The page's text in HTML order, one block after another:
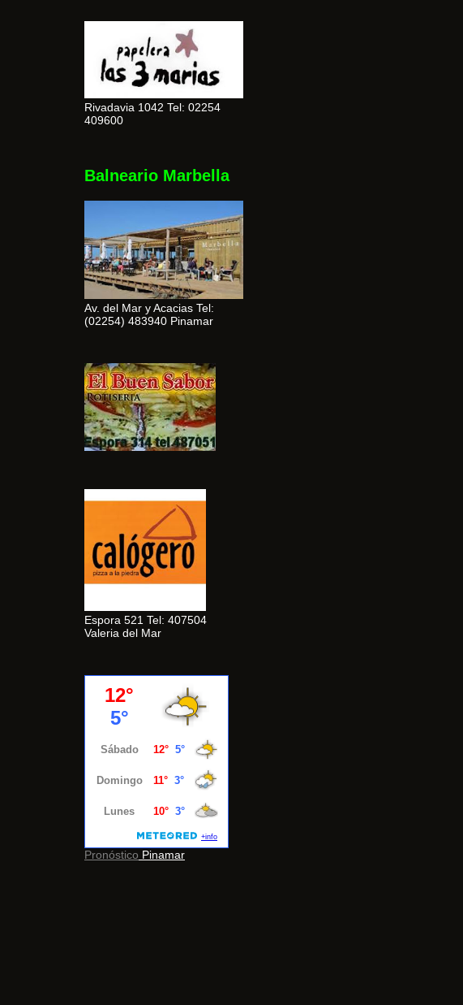
Rivadavia 1042 Tel: 02254
409600
Balneario Marbella
Av. del Mar y Acacias Tel:
(02254) 483940 Pinamar
Espora 521 Tel: 407504
Valeria del Mar
Pronóstico Pinamar